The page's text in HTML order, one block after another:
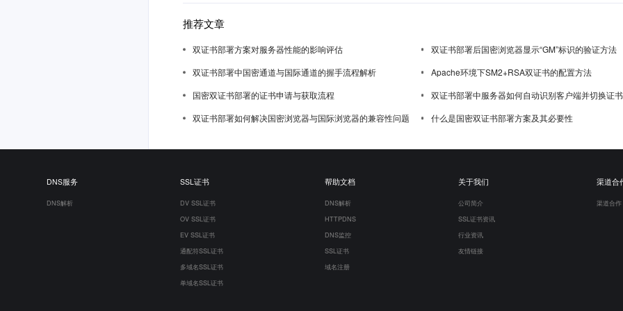
推荐文章
双证书部署方案对服务器性能的影响评估
双证书部署后国密浏览器显示“GM”标识的验证方法
双证书部署中国密通道与国际通道的握手流程解析
Apache环境下SM2+RSA双证书的配置方法
国密双证书部署的证书申请与获取流程
双证书部署中服务器如何自动识别客户端并切换证书
双证书部署如何解决国密浏览器与国际浏览器的兼容性问题
什么是国密双证书部署方案及其必要性
DNS服务
DNS解析
SSL证书
DV SSL证书
OV SSL证书
EV SSL证书
通配符SSL证书
多域名SSL证书
单域名SSL证书
帮助文档
DNS解析
HTTPDNS
DNS监控
SSL证书
域名注册
关于我们
公司简介
SSL证书资讯
行业资讯
友情链接
渠道合
渠道合作